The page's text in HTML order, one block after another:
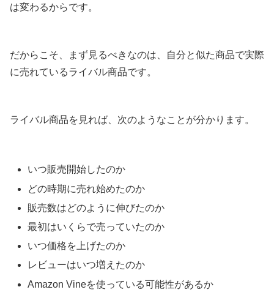
は変わるからです。
だからこそ、まず見るべきなのは、自分と似た商品で実際
に売れているライバル商品です。
ライバル商品を見れば、次のようなことが分かります。
いつ販売開始したのか
どの時期に売れ始めたのか
販売数はどのように伸びたのか
最初はいくらで売っていたのか
いつ価格を上げたのか
レビューはいつ増えたのか
Amazon Vineを使っている可能性があるか